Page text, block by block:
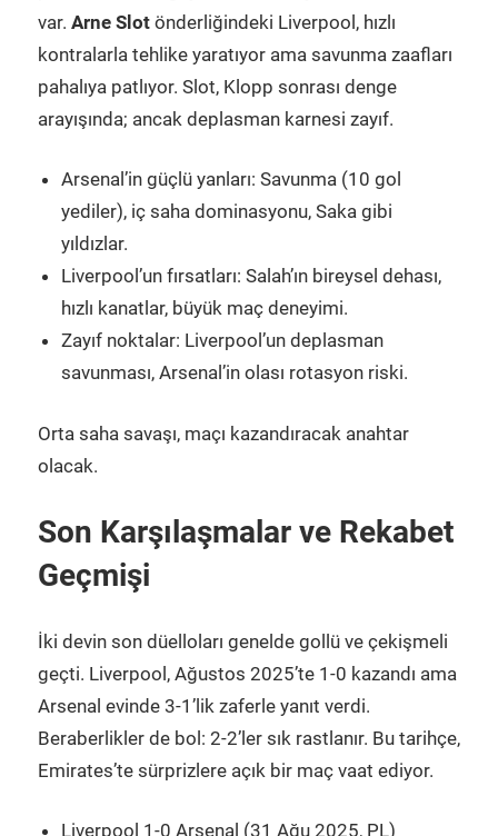
var. Arne Slot önderliğindeki Liverpool, hızlı
kontralarla tehlike yaratıyor ama savunma zaafları
pahalıya patlıyor. Slot, Klopp sonrası denge
arayışında; ancak deplasman karnesi zayıf.
Arsenal’in güçlü yanları: Savunma (10 gol
yediler), iç saha dominasyonu, Saka gibi
yıldızlar.
Liverpool’un fırsatları: Salah’ın bireysel dehası,
hızlı kanatlar, büyük maç deneyimi.
Zayıf noktalar: Liverpool’un deplasman
savunması, Arsenal’in olası rotasyon riski.
Orta saha savaşı, maçı kazandıracak anahtar
olacak.
Son Karşılaşmalar ve Rekabet
Geçmişi
İki devin son düelloları genelde gollü ve çekişmeli
geçti. Liverpool, Ağustos 2025’te 1-0 kazandı ama
Arsenal evinde 3-1’lik zaferle yanıt verdi.
Beraberlikler de bol: 2-2’ler sık rastlanır. Bu tarihçe,
Emirates’te sürprizlere açık bir maç vaat ediyor.
Liverpool 1-0 Arsenal (31 Ağu 2025, PL)